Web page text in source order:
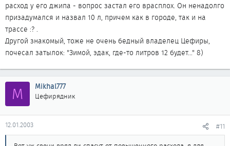
расход у его джипа - вопрос застал его врасплох. Он ненадолго
призадумался и назвал 10 л, причем как в городе, так и на
трассе :? .
Другой знакомый, тоже не очень бедный владелец Цефиры,
почесал затылок: "Зимой, эдак, где-то литров 12 будет..." 8)
M Mikhal777
Цефирядник
12.01.2003 #11